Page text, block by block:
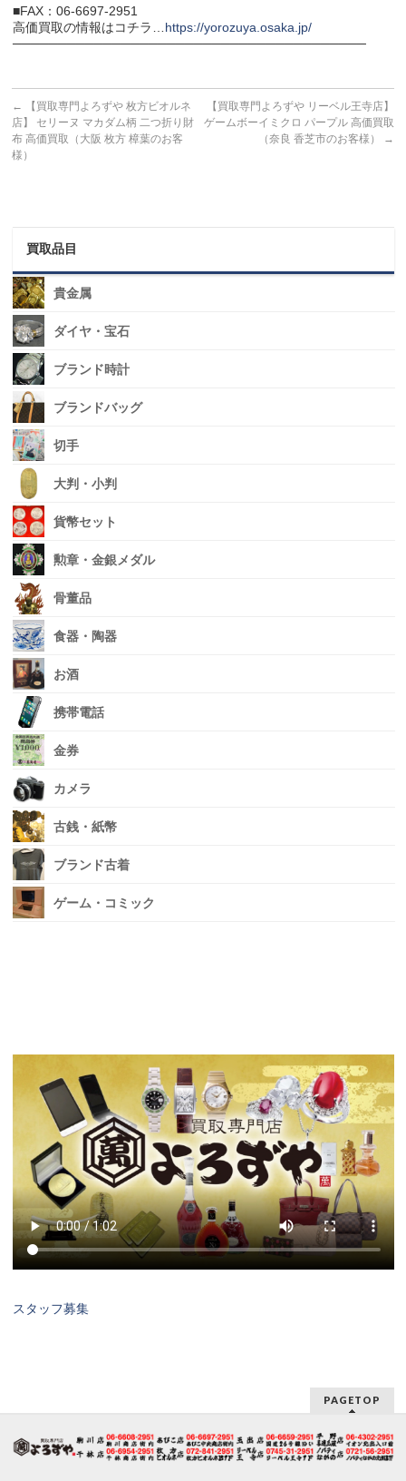
■FAX：06-6697-2951
高価買取の情報はコチラ… https://yorozuya.osaka.jp/
───────────────────────────────────────
←
【買取専門よろずや 枚方ビオルネ
店】 セリーヌ マカダム柄 二つ折り財
布 高価買取（大阪 枚方 樟葉のお客
様）
【買取専門よろずや リーベル王寺店】
ゲームボーイミクロ パープル 高価買取
（奈良 香芝市のお客様）
→
買取品目
貴金属
ダイヤ・宝石
ブランド時計
ブランドバッグ
切手
大判・小判
貨幣セット
勲章・金銀メダル
骨董品
食器・陶器
お酒
携帯電話
金券
カメラ
古銭・紙幣
ブランド古着
ゲーム・コミック
スタッフ募集
PAGETOP